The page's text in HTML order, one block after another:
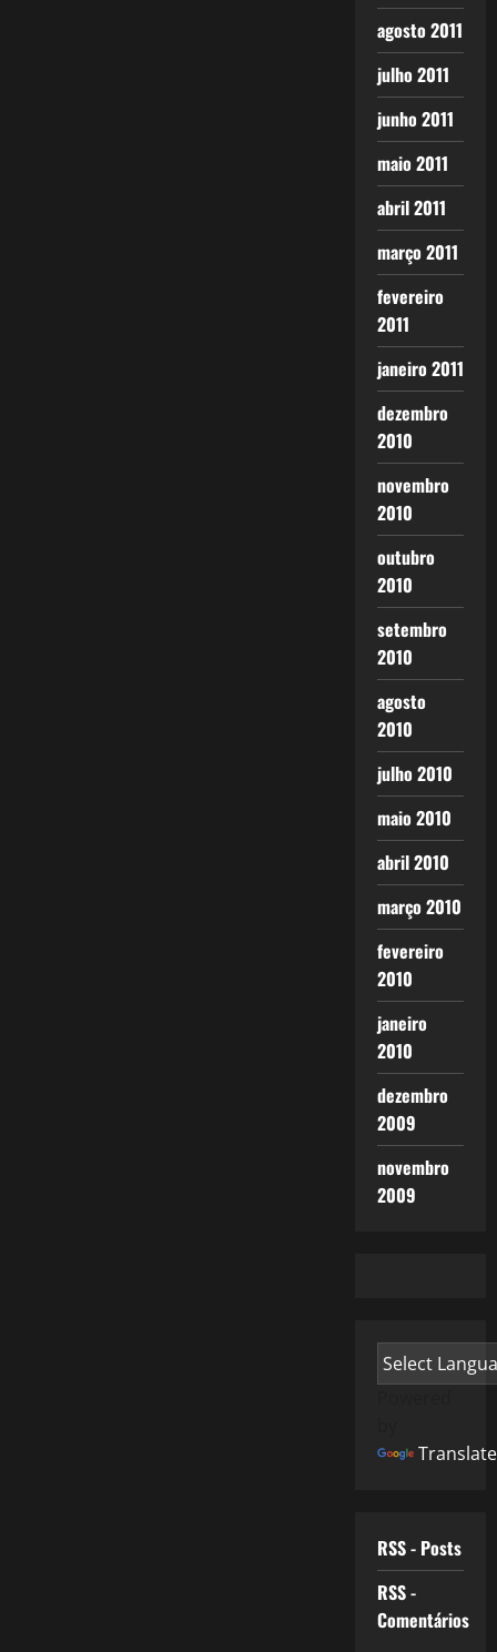
agosto 2011
julho 2011
junho 2011
maio 2011
abril 2011
março 2011
fevereiro
2011
janeiro 2011
dezembro
2010
novembro
2010
outubro
2010
setembro
2010
agosto
2010
julho 2010
maio 2010
abril 2010
março 2010
fevereiro
2010
janeiro
2010
dezembro
2009
novembro
2009
Translate
RSS - Posts
RSS -
Comentários